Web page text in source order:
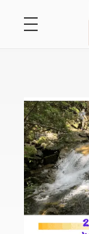
最愛讀書會
遇見好課程
挺公益活動
關於李秋玉